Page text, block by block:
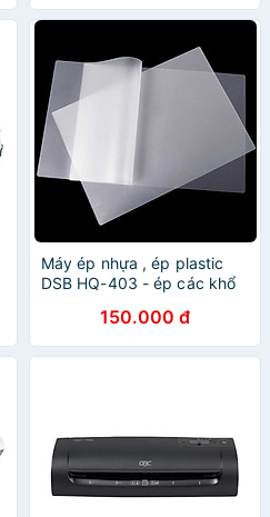
Máy ép nhựa , ép plastic
DSB HQ-403 - ép các khổ
khen, bảng giá menu, tờ rơi
quảng cáo, tranh ảnh lưu
niệm, thiết kế đẹp mắt, nhỏ
150.000 đ